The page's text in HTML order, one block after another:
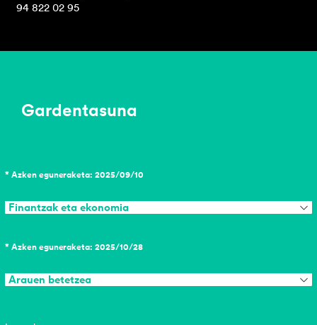
94 822 02 95
Gardentasuna
* Azken eguneraketa: 2025/09/10
Finantzak eta ekonomia
* Azken eguneraketa: 2025/10/28
Arauen betetzea